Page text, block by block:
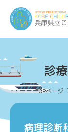
診
病理診断
TOPページ